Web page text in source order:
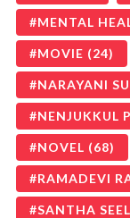
MENTAL
MOVIE (24)
NARAYANI
NENJUKKUL
NOVEL (68)
RAMADEVI
SANTHA